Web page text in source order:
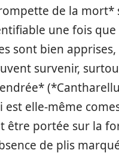
de la mort*
une fois que
sont bien apprises,
survenir,
est elle-même
être portée sur la
de plis